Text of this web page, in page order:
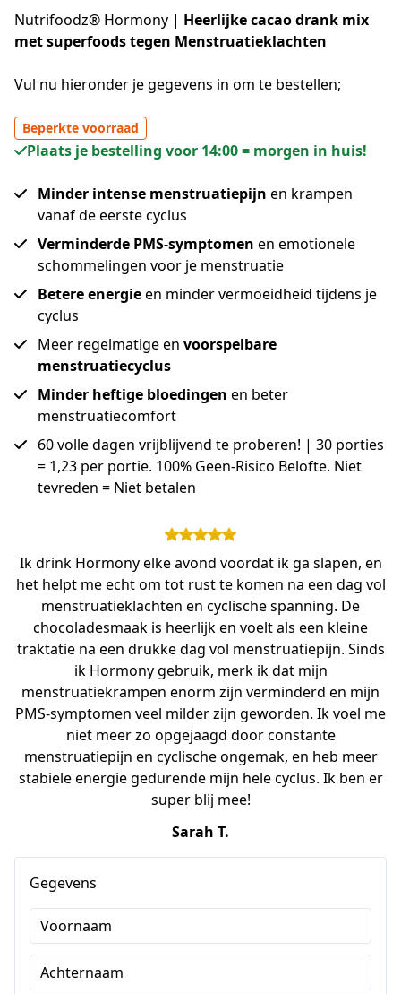
Nutrifoodz® Hormony | Heerlijke cacao drank mix
met superfoodstegen Menstruatieklachten
Vul nu hieronder je gegevens in om te bestellen;
Beperkte voorraad
Plaats je bestelling voor 14:00 = morgen in huis!
Minder intense menstruatiepijn en krampen
vanaf de eerste cyclus
Verminderde PMS-symptomen en emotionele
schommelingen voor je menstruatie
Betere energieen minder vermoeidheid tijdens je
cyclus
Meer regelmatige en voorspelbare
menstruatiecyclus
Minder heftige bloedingen en beter
menstruatiecomfort
60 volle dagen vrijblijvend te proberen! | 30 porties
= 1,23 per portie. 100% Geen-Risico Belofte. Niet
tevreden = Niet betalen
Ik drink Hormony elke avond voordat ik ga slapen, en
het helpt me echt om tot rust te komen na een dag vol
menstruatieklachten en cyclische spanning. De
chocoladesmaak is heerlijk en voelt als een kleine
traktatie na een drukke dag vol menstruatiepijn. Sinds
ik Hormony gebruik, merk ik dat mijn
menstruatiekrampen enorm zijn verminderd en mijn
PMS-symptomen veel milder zijn geworden. Ik voel me
niet meer zo opgejaagd door constante
menstruatiepijn en cyclische ongemak, en heb meer
stabiele energie gedurende mijn hele cyclus. Ik ben er
super blij mee!
Sarah T.
Gegevens
Voornaam
Achternaam